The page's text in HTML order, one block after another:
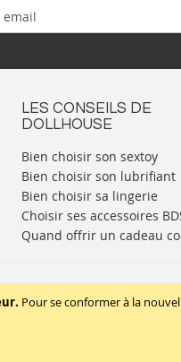
Pour se conformer à la
LES CONSEILS DE
DOLLHOUSE
Bien choisir son sextoy
Bien choisir son lubrifiant
Bien choisir sa lingerie
Choisir ses accessoires
Quand offrir un cadeau